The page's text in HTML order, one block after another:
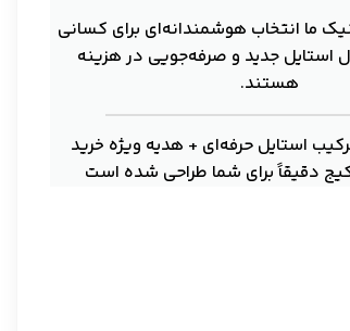
ما انتخاب هوشمندانه‌ای برای کسانی
استایل جدید و صرفه‌جویی در هزینه
هستند.
استایل حرفه‌ای + هدیه ویژه خرید
دقیقاً برای شما طراحی شده است